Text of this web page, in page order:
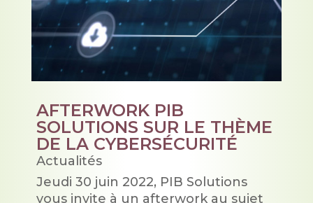
AFTERWORK PIB
SOLUTIONS SUR LE THÈME
DE LA CYBERSÉCURITÉ
Actualités
Jeudi 30 juin 2022, PIB Solutions
vous invite à un afterwork au sujet